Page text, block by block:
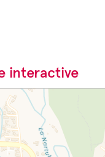
interactive